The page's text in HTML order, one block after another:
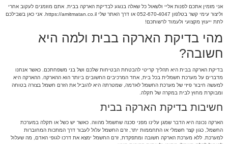
אני מזמין אתכם לפנות אליי ולשאול כל שאלה בנוגע לבדיקת הארקה בבית. אתם מוזמנים לעקוב אחרי
וליצור עימי קשר בטלפון 052-670-4047 או דרך האתר שלי https://amitmatan.co.il. אני כאן בשבילכם
לתת ייעוץ מקצועי ולעמוד לרשותכם!
מהי בדיקת הארקה בבית ולמה היא
חשובה?
בדיקת הארקה בבית היא תהליך קריטי להבטחת הבטיחות שלכם ושל בני משפחתכם. כאשר אנחנו
מדברים על מערכת חשמלית בכל בית, אחד המרכיבים החשובים ביותר הוא ההארקה. ההארקה היא
למעשה חיבור פיזי של מערכת החשמל לאדמה, שמטרתה היא להוביל את הזרם חשמל בצורה בטוחה
ומבוקרת מחוץ לבית במקרה של תקלה.
חשיבות בדיקת הארקה בבית
הארקה נכונה היא הדבר שמגן עלינו מפני סכנה שחשמל מהווה. כאשר יש כשל או תקלה במערכת
החשמל, כגון קצר חשמלי או התחממות יתר, זרם החשמל עלול לעבור דרך המתכות המחוברות
למערכת. ללא מערכת הארקה חשובה ומתפקדת, זרם החשמל ימצא את דרכו לגופי האדם, מה שעלול